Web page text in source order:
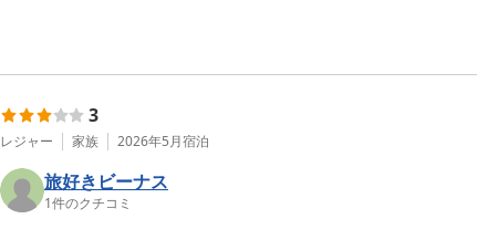
3
レジャー 家族 2026年5月宿泊
旅好きビーナス
1件のクチコミ